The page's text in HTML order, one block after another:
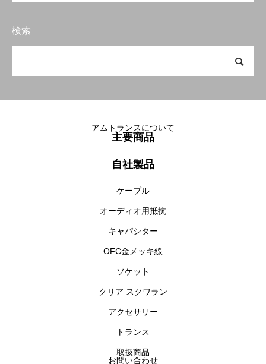
検索
アムトランスについて
主要商品
自社製品
ケーブル
オーディオ用抵抗
キャパシター
OFC金メッキ線
ソケット
クリア スクワラン
アクセサリー
トランス
取扱商品
お問い合わせ